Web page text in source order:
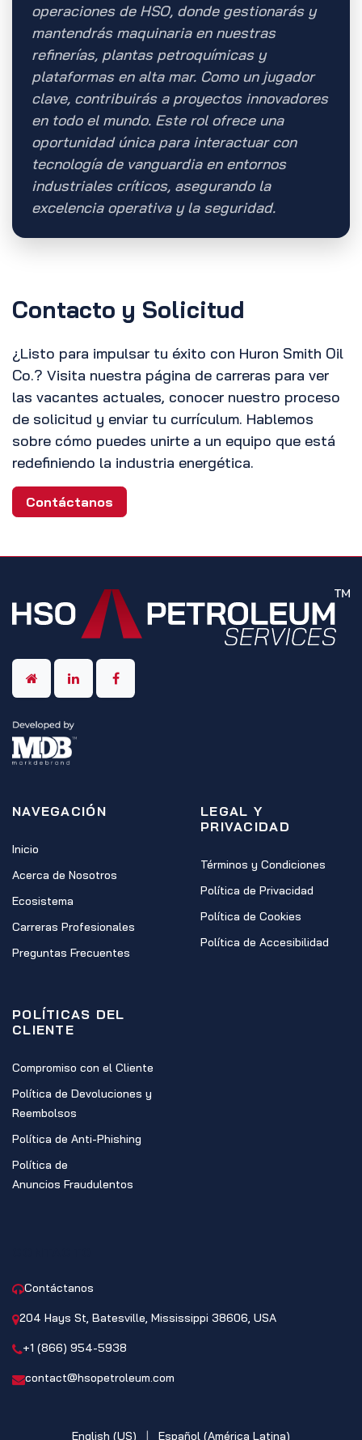
operaciones de HSO, donde gestionarás y
mantendrás maquinaria en nuestras
refinerías, plantas petroquímicas y
plataformas en alta mar. Como un jugador
clave, contribuirás a proyectos innovadores
en todo el mundo. Este rol ofrece una
oportunidad única para interactuar con
tecnología de vanguardia en entornos
industriales críticos, asegurando la
excelencia operativa y la seguridad.
Contacto y Solicitud
¿Listo para impulsar tu éxito con Huron Smith Oil
Co.? Visita nuestra página de carreras para ver
las vacantes actuales, conocer nuestro proceso
de solicitud y enviar tu currículum. Hablemos
sobre cómo puedes unirte a un equipo que está
redefiniendo la industria energética.
Contáctanos
NAVEGACIÓN
Inicio
Acerca de Nosotros
Ecosistema
Carreras Profesionales
Preguntas Frecuentes
LEGAL Y
PRIVACIDAD
Términos y Condiciones
Política de Privacidad
Política de Cookies
Política de Accesibilidad
POLÍTICAS DEL
CLIENTE
Compromiso con el Cliente
Política de Devoluciones y
Reembolsos
Política de Anti-Phishing
Política de
Anuncios Fraudulentos
Contáctanos
204 Hays St, Batesville, Mississippi 38606, USA
+1 (866) 954-5938
contact@hsopetroleum.com
English (US) | Español (América Latina)